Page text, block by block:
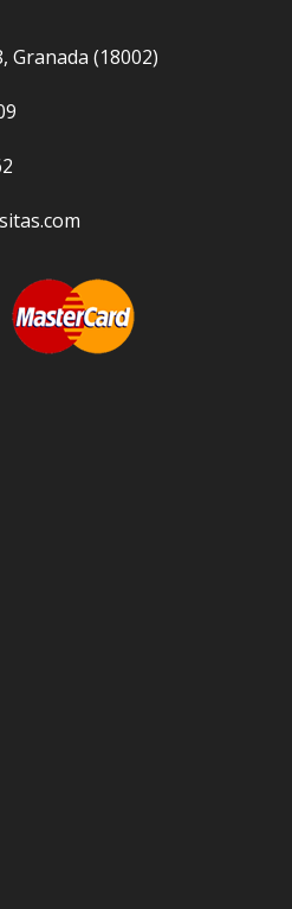
Granada (18002)